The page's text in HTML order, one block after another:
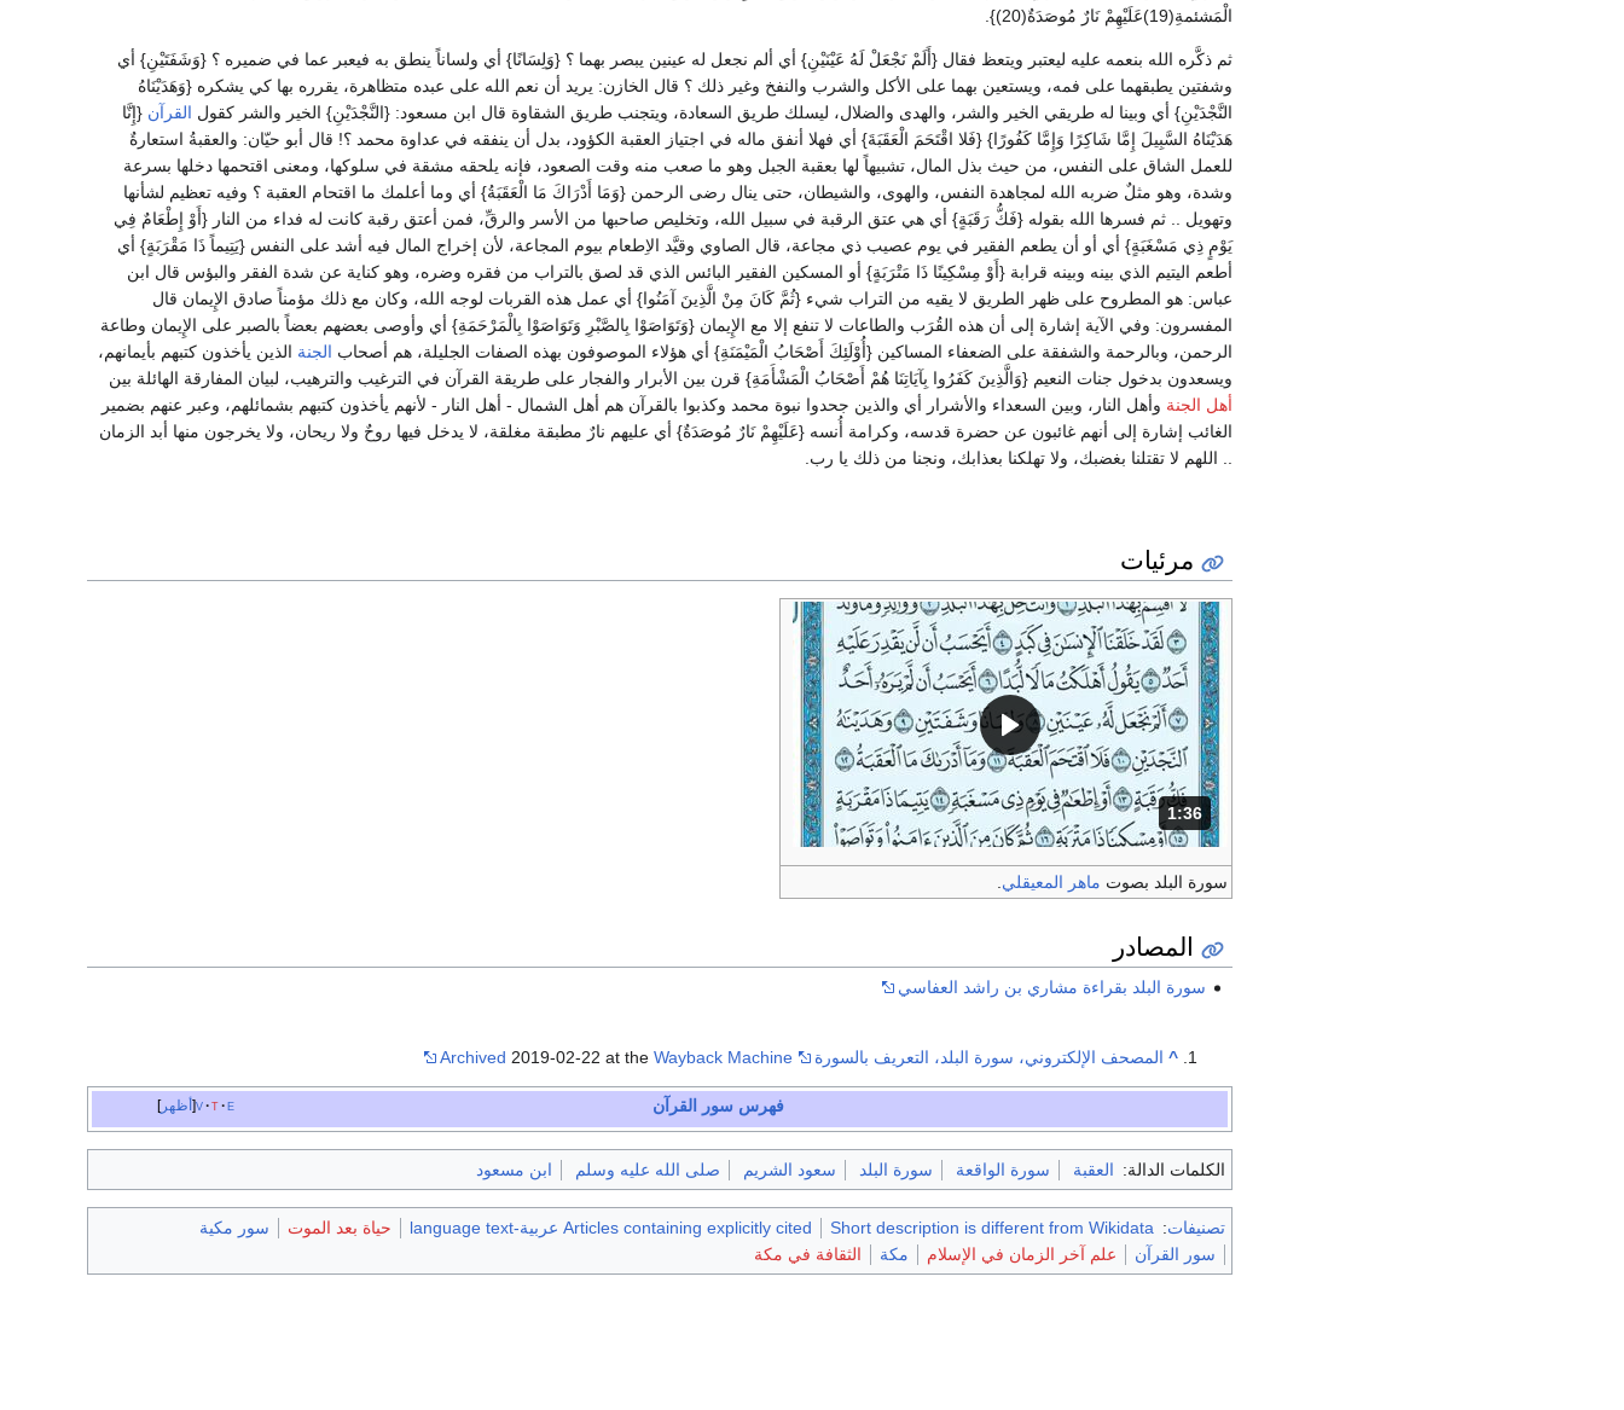
الْمَشئمةِ(19)عَلَيْهِمْ نَارٌ مُوصَدَةٌ(20)}.
ثم ذكَّره الله بنعمه عليه ليعتبر ويتعظ فقال {أَلَمْ نَجْعَلْ لَهُ عَيْنَيْنِ} أي ألم نجعل له عينين يبصر بهما ؟ {وَلِسَانًا} أي ولساناً ينطق به فيعبر عما في ضميره ؟ {وَشَفَتَيْنِ} أي
وشفتين يطبقهما على فمه، ويستعين بهما على الأكل والشرب والنفخ وغير ذلك ؟ قال الخازن: يريد أن نعم الله على عبده متظاهرة، يقرره بها كي يشكره {وَهَدَيْنَاهُ
النَّجْدَيْنِ} أي وبينا له طريقي الخير والشر، والهدى والضلال، ليسلك طريق السعادة، ويتجنب طريق الشقاوة قال ابن مسعود: {النَّجْدَيْنِ} الخير والشر كقول القرآن {إِنَّا
هَدَيْنَاهُ السَّبِيلَ إِمَّا شَاكِرًا وَإِمَّا كَفُورًا} {فَلا اقْتَحَمَ الْعَقَبَةَ} أي فهلا أنفق ماله في اجتياز العقبة الكؤود، بدل أن ينفقه في عداوة محمد ؟! قال أبو حيّان: والعقبةُ استعارةٌ
للعمل الشاق على النفس، من حيث بذل المال، تشبيهاً لها بعقبة الجبل وهو ما صعب منه وقت الصعود، فإنه يلحقه مشقة في سلوكها، ومعنى اقتحمها دخلها بسرعة
وشدة، وهو مثلٌ ضربه الله لمجاهدة النفس، والهوى، والشيطان، حتى ينال رضى الرحمن {وَمَا أَدْرَاكَ مَا الْعَقَبَةُ} أي وما أعلمك ما اقتحام العقبة ؟ وفيه تعظيم لشأنها
وتهويل .. ثم فسرها الله بقوله {فَكُّ رَقَبَةٍ} أي هي عتق الرقبة في سبيل الله، وتخليص صاحبها من الأسر والرقِّ، فمن أعتق رقبة كانت له فداء من النار {أَوْ إِطْعَامٌ فِي
يَوْمٍ ذِي مَسْغَبَةٍ} أي أو أن يطعم الفقير في يوم عصيب ذي مجاعة، قال الصاوي وقيَّد الاِطعام بيوم المجاعة، لأن إخراج المال فيه أشد على النفس {يَتِيماً ذَا مَقْرَبَةٍ} أي
أطعم اليتيم الذي بينه وبينه قرابة {أَوْ مِسْكِينًا ذَا مَتْرَبَةٍ} أو المسكين الفقير البائس الذي قد لصق بالتراب من فقره وضره، وهو كناية عن شدة الفقر والبؤس قال ابن
عباس: هو المطروح على ظهر الطريق لا يقيه من التراب شيء {ثُمَّ كَانَ مِنْ الَّذِينَ آمَنُوا} أي عمل هذه القربات لوجه الله، وكان مع ذلك مؤمناً صادق الإِيمان قال
المفسرون: وفي الآية إشارة إلى أن هذه القُرَب والطاعات لا تنفع إلا مع الإِيمان {وَتَوَاصَوْا بِالصَّبْرِ وَتَوَاصَوْا بِالْمَرْحَمَةِ} أي وأوصى بعضهم بعضاً بالصبر على الإِيمان وطاعة
الرحمن، وبالرحمة والشفقة على الضعفاء المساكين {أُوْلَئِكَ أَصْحَابُ الْمَيْمَنَةِ} أي هؤلاء الموصوفون بهذه الصفات الجليلة، هم أصحاب الجنة الذين يأخذون كتبهم بأيمانهم،
ويسعدون بدخول جنات النعيم {وَالَّذِينَ كَفَرُوا بِآيَاتِنَا هُمْ أَصْحَابُ الْمَشْأَمَةِ} قرن بين الأبرار والفجار على طريقة القرآن في الترغيب والترهيب، لبيان المفارقة الهائلة بين
أهل الجنة وأهل النار، وبين السعداء والأشرار أي والذين جحدوا نبوة محمد وكذبوا بالقرآن هم أهل الشمال - أهل النار - لأنهم يأخذون كتبهم بشمائلهم، وعبر عنهم بضمير
الغائب إشارة إلى أنهم غائبون عن حضرة قدسه، وكرامة أُنسه {عَلَيْهِمْ نَارٌ مُوصَدَةٌ} أي عليهم نارٌ مطبقة مغلقة، لا يدخل فيها روحٌ ولا ريحان، ولا يخرجون منها أبد الزمان
.. اللهم لا تقتلنا بغضبك، ولا تهلكنا بعذابك، ونجنا من ذلك يا رب.
مرئيات
المدة: دقائق و 36 ثواني.
1:36
سورة البلد بصوت ماهر المعيقلي
المصادر
سورة البلد بقراءة مشاري بن راشد العفاسي
^ المصحف الإلكتروني، سورة البلد، التعريف بالسورة Archived 2019-02-22 at theWayback Machine
أظهر v t e فهرس سور القرآن
الكلمات الدالة: العقبة سورة الواقعة سورة البلد سعود الشريم صلى الله عليه وسلم ابن مسعود
تصنيفات:
Short description is different from Wikidata Articles containing explicitly cited عربية-language text حياة بعد الموت
سور مكية
سور القرآن
علم آخر الزمان في الإسلام مكة الثقافة في مكة